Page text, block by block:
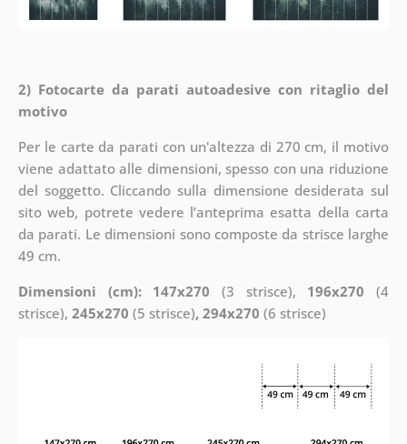
2) Fotocarte da parati autoadesive con ritaglio del
motivo
Per le carte da parati con un'altezza di 270 cm, il motivo
viene adattato alle dimensioni, spesso con una riduzione
del soggetto. Cliccando sulla dimensione desiderata sul
sito web, potrete vedere l’anteprima esatta della carta
da parati. Le dimensioni sono composte da strisce larghe
49 cm.
Dimensioni (cm): 147x270 (3 strisce), 196x270 (4
strisce), 245x270 (5 strisce), 294x270 (6 strisce)